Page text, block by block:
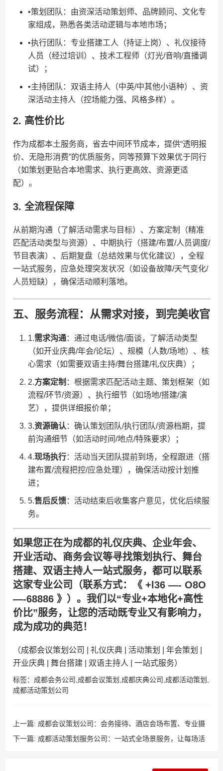
•策划团队：由资深活动策划师、品牌顾问、文化专
家组成，熟悉各类活动逻辑与本地市场；
•执行团队：专业搭建工人（持证上岗）、礼仪接待
人员（经过培训）、技术工程师（灯光/音响/直播调
试）；
•主持团队：双语主持人（中英/中其他小语种）、资
深活动主持人（控场能力强、风格多样）。
2. 高性价比
作为成都本土服务商，省去中间环节成本，提供“透明报
价、无隐形消费”的优质服务，同等预算下效果优于同行
（如策划更贴合本地需求、执行更高效、资源更适
配）。
3. 全流程保障
从前期沟通（了解活动需求与目标）、方案定制（精准
匹配活动类型与资源）、中期执行（搭建/布置/人员调度/
节目表演）、后期复盘（总结效果与优化建议），全程
一站式服务，应急处理突发状况（如设备故障/天气变化/
人员短缺），确保活动顺利落地。
五、服务流程：从需求对接，到完美收官
1.​​需求沟通​​：通过电话/微信/面谈，了解活动类型
（如开业庆典/年会/论坛）、规模（人数/场地）、核
心需求（如需要双语主持/舞台搭建/礼仪庆典）；
2.​​方案定制​ ​：根据需求匹配活动主题、策划框架（如
流程/环节/资源）、执行细节（如场地/搭建/演
艺），提供详细报价单；
3.​​资源确认​​：确认策划团队/执行团队/资源档期，提
前沟通细节（如活动时间/地点/特殊要求）；
4.​​现场执行​​：活动当天团队提前到场，全程跟进（搭
建布置/流程把控/应急处理），确保活动按计划推
进；
5.​​售后反馈​​：活动结束后收集客户意见，优化后续服
务。
如果您正在为成都的​​礼仪庆典、企业年会、
开业活动、商务会议​​等寻找策划执行、舞台
搭建、双语主持人一站式服务，都可以联系
这家专业公司（联系方式：《 +l36 —- O8O
—-68886 》）。我们以“专业+本地化+高性
价比”服务，让您的活动既专业又有影响力，
成为成功的典范！
（成都会议策划公司 | 礼仪庆典 | 活动策划 | 年会策划 |
开业庆典 | 舞台搭建 | 双语主持人 | 一站式服务）
标签： 成都会务公司,成都会议策划 ,成都庆典公司,成都活动策划 ,
成都活动策划公司
上一篇: 成都会议策划公司：会务接待、酒店会场布置、专业摄
影摄像，会议拍摄，活动跟拍，年会，视频直播，课程录制，照
下一篇: 成都活动策划服务公司：一站式全场景服务，让每场活